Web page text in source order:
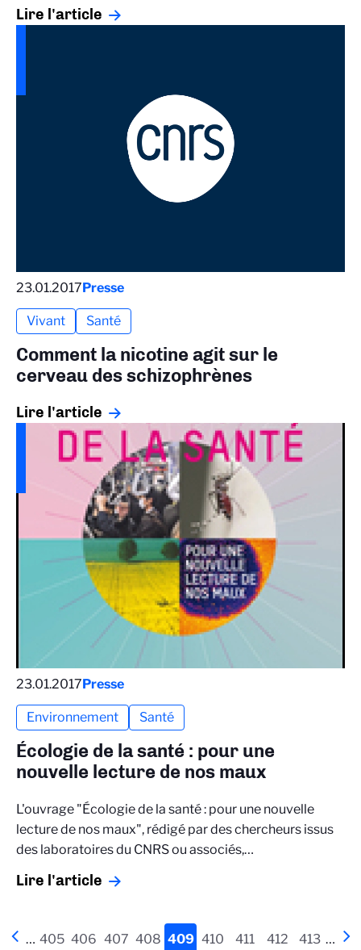
Lire l'article
23.01.2017Presse
Vivant Santé
Comment la nicotine agit sur le
cerveau des schizophrènes
Lire l'article
23.01.2017Presse
Environnement Santé
Écologie de la santé : pour une
nouvelle lecture de nos maux
L'ouvrage "Écologie de la santé : pour une nouvelle
lecture de nos maux", rédigé par des chercheurs issus
des laboratoires du CNRS ou associés,…
Lire l'article
Pagination
Page
‹‹ … Page
405 Page
406 Page
407 Page
408 Page
409 Page
410 Page
411 Page
412 Page
413 … ››